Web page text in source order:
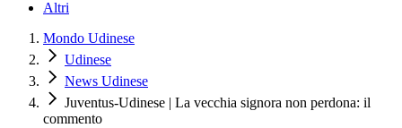
Altri
Mondo Udinese
Udinese
News Udinese
Juventus-Udinese | La vecchia signora non perdona: il
commento